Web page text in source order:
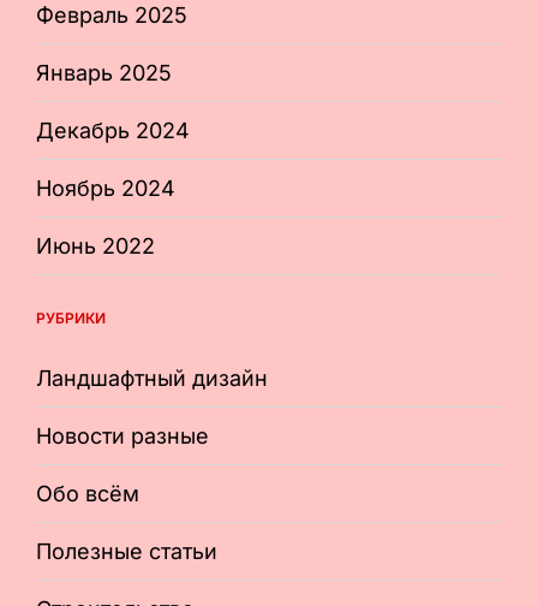
Февраль 2025
Январь 2025
Декабрь 2024
Ноябрь 2024
Июнь 2022
РУБРИКИ
Ландшафтный дизайн
Новости разные
Обо всём
Полезные статьи